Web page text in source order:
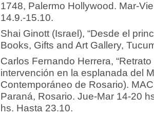
1748, Palermo Hollywood. Mar-
14.9.-15.10.­
Shai Ginott (Israel), “Desde el
Books, Gifts and Art Gallery,
Carlos Fernando Herrera,
intervención en la esplanada del
Contemporáneo de Rosario).
Paraná, Rosario. Jue-Mar 14-20
hs. Hasta 23.10.­